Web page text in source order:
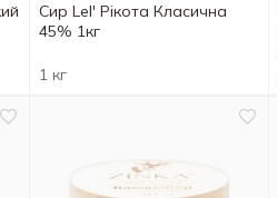
Сир Lel' Рікота Класична
45% 1кг
1 кг